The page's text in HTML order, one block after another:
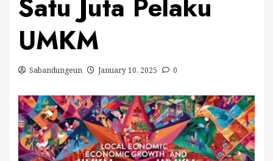
Satu Juta Pelaku
UMKM
Sabandungeun January 10, 2025 0